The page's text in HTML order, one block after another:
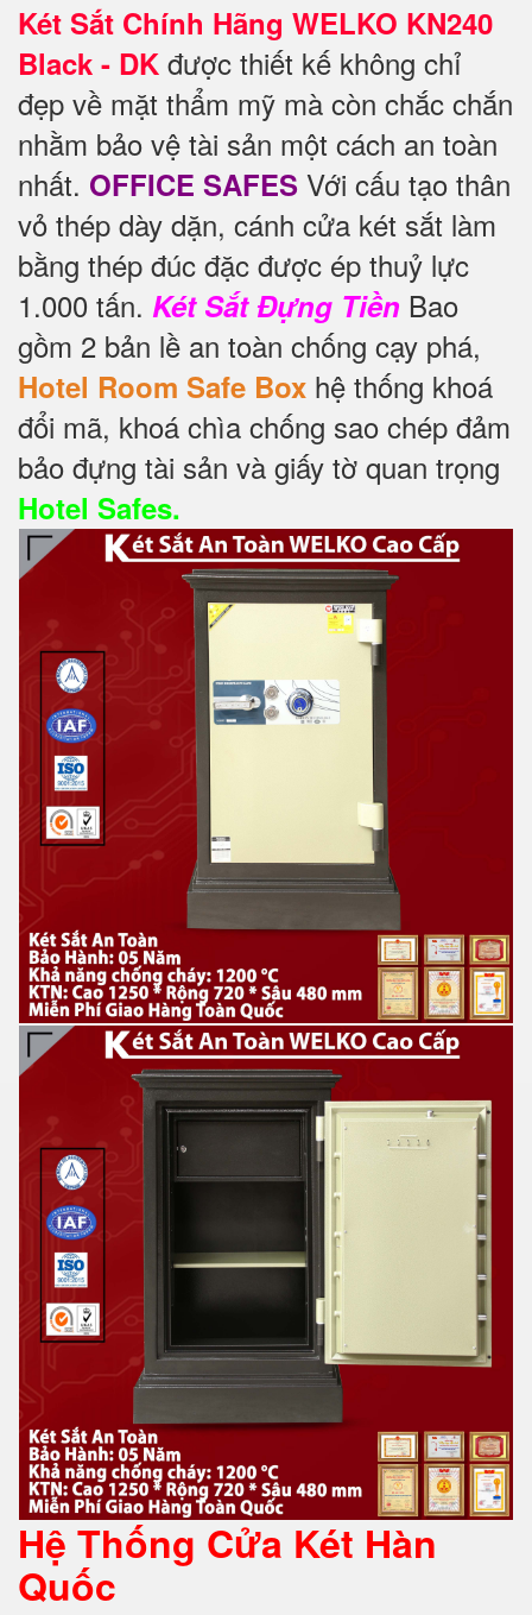
Két Sắt Chính Hãng WELKO KN240
Black - DK được thiết kế không chỉ
đẹp về mặt thẩm mỹ mà còn chắc chắn
nhằm bảo vệ tài sản một cách an toàn
nhất. OFFICE SAFES Với cấu tạo thân
vỏ thép dày dặn, cánh cửa két sắt làm
bằng thép đúc đặc được ép thuỷ lực
1.000 tấn. Két Sắt Đựng Tiền Bao
gồm 2 bản lề an toàn chống cạy phá,
Hotel Room Safe Box hệ thống khoá
đổi mã, khoá chìa chống sao chép đảm
bảo đựng tài sản và giấy tờ quan trọng
Hotel Safes.
Hệ Thống Cửa Két Hàn
Quốc